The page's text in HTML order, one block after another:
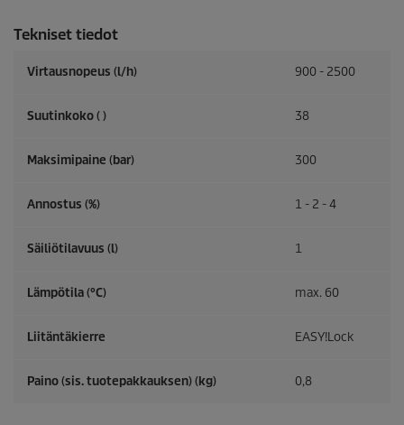
Tekniset tiedot
Virtausnopeus (l/h) 900 - 2500
Suutinkoko ( ) 38
Maksimipaine (bar) 300
Annostus (%) 1 - 2 - 4
Säiliötilavuus (l) 1
Lämpötila (°C) max. 60
Liitäntäkierre EASY!Lock
Paino (sis. tuotepakkauksen) (kg) 0,8